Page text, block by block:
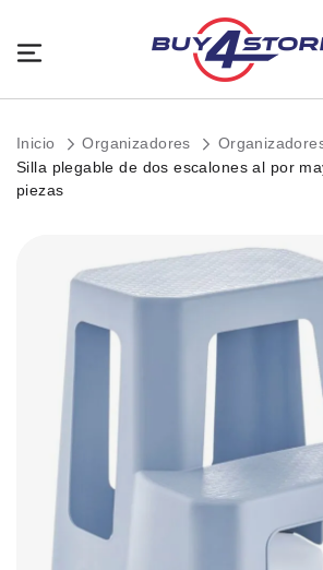
Inicio Organizadores
Silla plegable de dos escalones al por
piezas